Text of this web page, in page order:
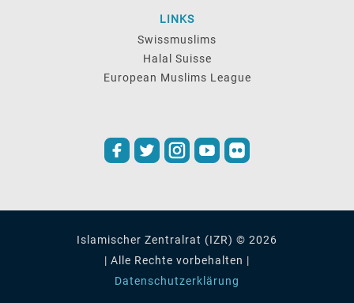
LINKS
Swissmuslims
Halal Suisse
European Muslims League
Islamischer Zentralrat (IZR) © 2026
| Alle Rechte vorbehalten |
Datenschutzerklärung